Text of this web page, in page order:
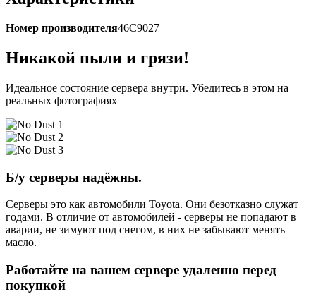
Номер производителя46C9027
Никакой пыли и грязи!
Идеальное состояние сервера внутри. Убедитесь в этом на
реальных фотографиях
Б/у серверы надёжны.
Серверы это как автомобили Toyota. Они безотказно служат
годами. В отличие от автомобилей - серверы не попадают в
аварии, не зимуют под снегом, в них не забывают менять
масло.
Работайте на вашем сервере удаленно перед
покупкой